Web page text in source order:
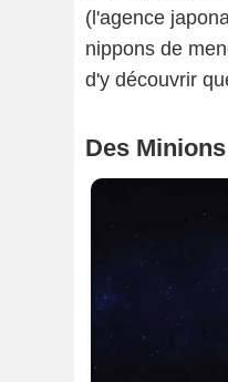
(l'agence
nippons de
d'y découvrir
Des Minions